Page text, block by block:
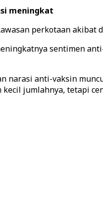
meningkat
perkotaan akibat
sentimen
narasi anti-vaksin
jumlahnya, tetapi